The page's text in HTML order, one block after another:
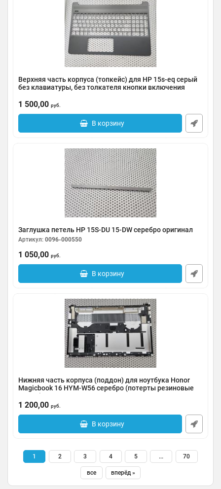
Верхняя часть корпуса (топкейс) для HP 15s-eq серый
без клавиатуры, без толкателя кнопки включения
1 500,00 руб.
В корзину
Заглушка петель HP 15S-DU 15-DW серебро оригинал
Артикул: 0096-000550
1 050,00 руб.
В корзину
Нижняя часть корпуса (поддон) для ноутбука Honor
Magicbook 16 HYM-W56 серебро (потерты резиновые
ножки)
Артикул: 0185-000080
1 200,00 руб.
В корзину
1 2 3 4 5 ... 70
все вперёд »